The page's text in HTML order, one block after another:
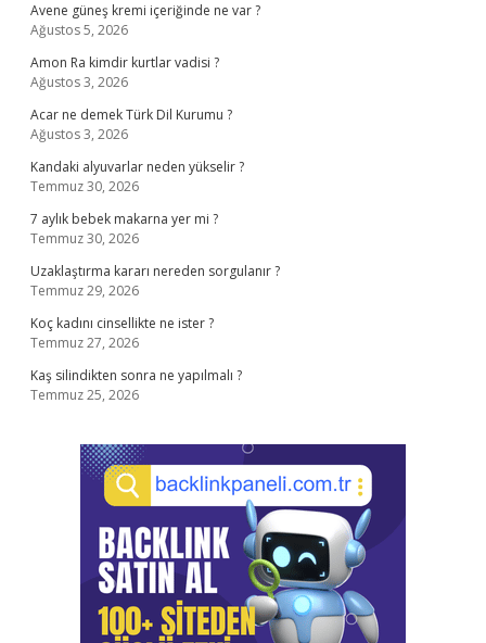
Avene güneş kremi içeriğinde ne var ?
Ağustos 5, 2026
Amon Ra kimdir kurtlar vadisi ?
Ağustos 3, 2026
Acar ne demek Türk Dil Kurumu ?
Ağustos 3, 2026
Kandaki alyuvarlar neden yükselir ?
Temmuz 30, 2026
7 aylık bebek makarna yer mi ?
Temmuz 30, 2026
Uzaklaştırma kararı nereden sorgulanır ?
Temmuz 29, 2026
Koç kadını cinsellikte ne ister ?
Temmuz 27, 2026
Kaş silindikten sonra ne yapılmalı ?
Temmuz 25, 2026